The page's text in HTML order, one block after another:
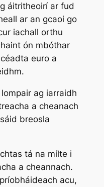
áitritheoirí ar fud
ar an gcaoi go
iachall orthu
ón mbóthar
euro a
ag iarraidh
a cheanach
breosla
tá na mílte i
a cheannach.
acu,